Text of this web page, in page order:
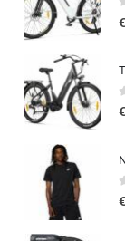
0
€
0
€
0
€